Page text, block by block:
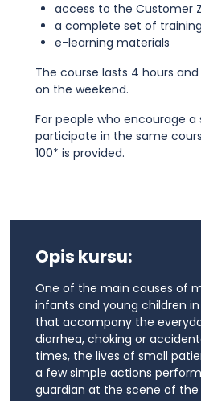
access to the Customer
a complete set of
e-learning materials
The course lasts 4 hours
on the weekend.
For people who encourage
participate in the same
100* is provided.
Opis kursu:
One of the main causes of
infants and young children
that accompany the
diarrhea, choking or
times, the lives of small
a few simple actions
guardian at the scene of